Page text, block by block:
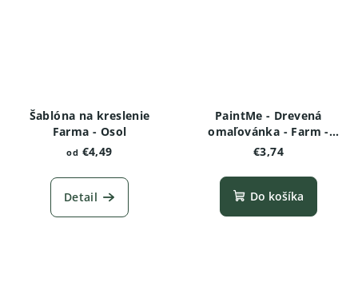
Šablóna na kreslenie
Farma - Osol
od €4,49
Detail
PaintMe - Drevená
omaľovánka - Farm -
Oslík
€3,74
Do košíka